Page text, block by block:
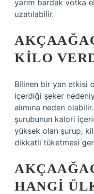
yarım bardak votka
uzatılabilir.
KILO
Bilinen bir yan etkisi
içerdiği şeker
alımına neden
şurubunun kalori
yüksek olan şurup,
dikkatli tüketmesi
HANGI